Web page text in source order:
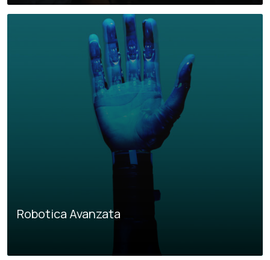
Robotica Avanzata